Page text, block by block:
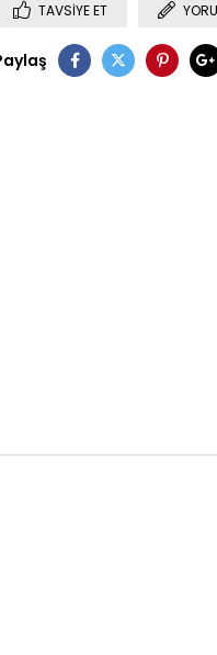
TAVSIYE ET